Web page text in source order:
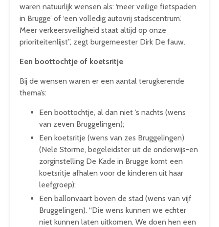
waren natuurlijk wensen als: ‘meer veilige fietspaden
in Brugge’ of ‘een volledig autovrij stadscentrum’.
Meer verkeersveiligheid staat altijd op onze
prioriteitenlijst”, zegt burgemeester Dirk De fauw.
Een boottochtje of koetsritje
Bij de wensen waren er een aantal terugkerende
thema’s:
Een boottochtje, al dan niet ’s nachts (wens
van zeven Bruggelingen);
Een koetsritje (wens van zes Bruggelingen)
(Nele Storme, begeleidster uit de onderwijs-en
zorginstelling De Kade in Brugge komt een
koetsritje afhalen voor de kinderen uit haar
leefgroep);
Een ballonvaart boven de stad (wens van vijf
Bruggelingen). “Die wens kunnen we echter
niet kunnen laten uitkomen. We doen hen een